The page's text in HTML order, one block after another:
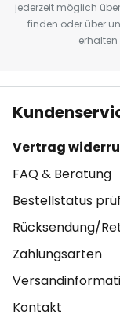
jederzeit möglich
finden oder über
erhalten
Vertrag
FAQ & Beratung
Bestellstatus
Rücksendung/
Zahlungsarten
Kontakt